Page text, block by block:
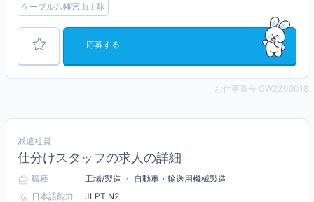
ケーブル八幡宮山上駅
応募する
お仕事番号 GW2309018
派遣社員
仕分けスタッフの求人の詳細
職種
工場/製造 ・ 自動車・輸送用機械製造
日本語能力
JLPT N2